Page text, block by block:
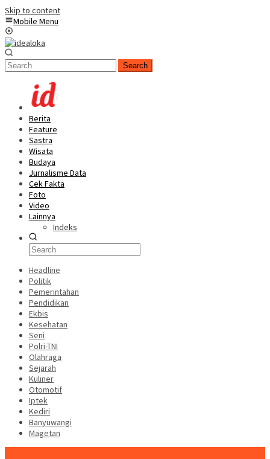
Skip to content
Mobile Menu
Search
Berita
Feature
Sastra
Wisata
Budaya
Jurnalisme Data
Cek Fakta
Foto
Video
Lainnya
Indeks
Headline
Politik
Pemerintahan
Pendidikan
Ekbis
Kesehatan
Seni
Polri-TNI
Olahraga
Sejarah
Kuliner
Otomotif
Iptek
Kediri
Banyuwangi
Magetan